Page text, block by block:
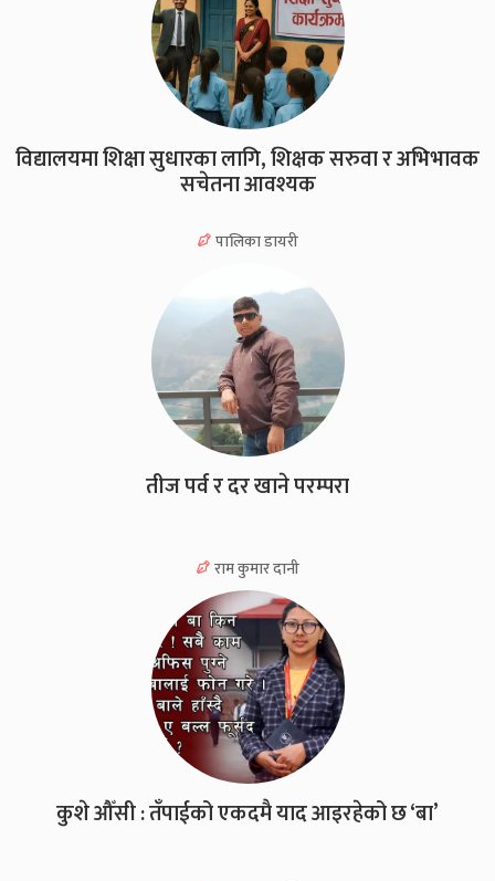
विद्यालयमा शिक्षा सुधारका लागि, शिक्षक सरुवा र अभिभावक
सचेतना आवश्यक
पालिका डायरी
तीज पर्व र दर खाने परम्परा
राम कुमार दानी
कुशे औँसी : तँपाईको एकदमै याद आइरहेको छ ‘बा’